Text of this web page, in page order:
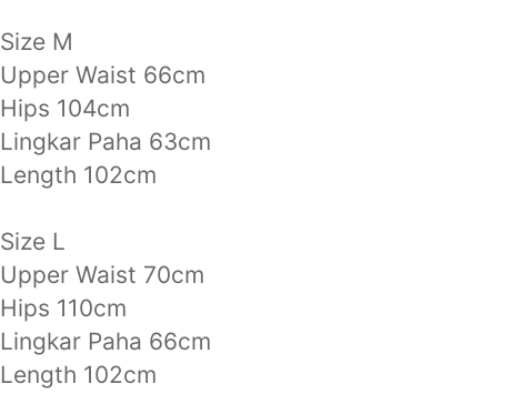
Size M
Upper Waist 66cm
Hips 104cm
Lingkar Paha 63cm
Length 102cm
Size L
Upper Waist 70cm
Hips 110cm
Lingkar Paha 66cm
Length 102cm